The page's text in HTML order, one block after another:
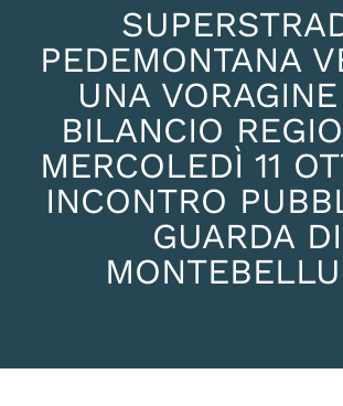
PEDEMONTANA
UNA
BILANCIO
MERCOLEDÌ 11
INCONTRO
GUARDA DI